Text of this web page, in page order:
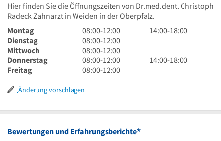
Hier finden Sie die Öffnungszeiten von Dr.med.dent. Christoph
Radeck Zahnarzt in Weiden in der Oberpfalz.
Montag
8
Uhr
bis
12
Uhr
08:00-12:00
14
18
14:00-18:00
Dienstag
8
Uhr
bis
12
08:00-12:00
Mittwoch
8
Uhr
bis
Uhr
08:00-12:00
Donnerstag
8
Uhr
12
08:00-12:00
14
14:00-18:00
Freitag
8
bis
Uhr
08:00-12:00
Änderung vorschlagen
Bewertungen und Erfahrungsberichte*